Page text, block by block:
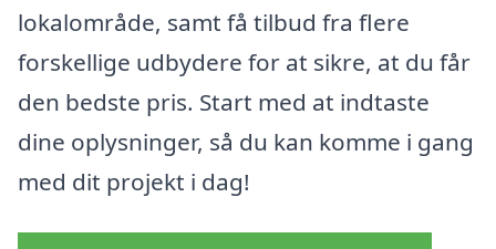
lokalområde, samt få tilbud fra flere
forskellige udbydere for at sikre, at du får
den bedste pris. Start med at indtaste
dine oplysninger, så du kan komme i gang
med dit projekt i dag!